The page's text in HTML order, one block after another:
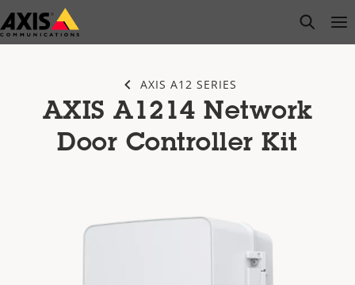
Passer
au
open
AXIS A12 SERIES
AXIS A1214 Network
Door Controller Kit